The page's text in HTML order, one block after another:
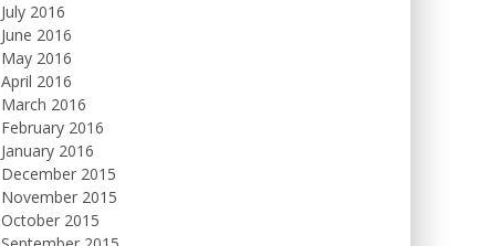
July 2016
June 2016
May 2016
April 2016
March 2016
February 2016
January 2016
December 2015
November 2015
October 2015